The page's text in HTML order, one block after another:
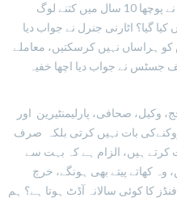
کی جس پر جسٹس محسن اختر کیانی نے پوچھا 10 سال میں کتنے لوگ
کیا گیا؟ اٹارنی جنرل نے جواب دیا
ہراساں نہیں کرسکتیں، معاملے
نے جواب دیا اچھا خفیہ
صحافی، پارلیمنٹیرین اور
بات نہیں کرتی بلکہ صرف
کرتے ہیں، الزام ہے کہ بہت سے
کھاتے پیتے بھی ہونگے، خرچ
کا کوئی سالانہ آڈٹ ہوتا ہے؟ ہم